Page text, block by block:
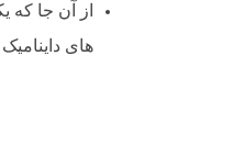
از آن جا
های